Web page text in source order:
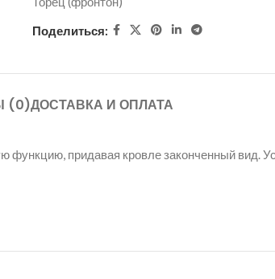
Поделиться:
(0)ДОСТАВКА И ОПЛАТА
функцию, придавая кровле законченный вид.